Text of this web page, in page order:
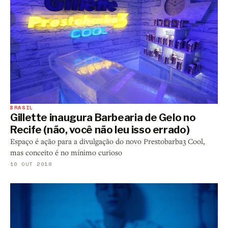
BRASIL
Gillette inaugura Barbearia de Gelo no
Recife (não, você não leu isso errado)
Espaço é ação para a divulgação do novo Prestobarba3 Cool,
mas conceito é no mínimo curioso
10 OUT 2018